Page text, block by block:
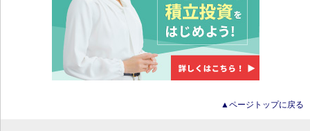
▲ページトップに戻る